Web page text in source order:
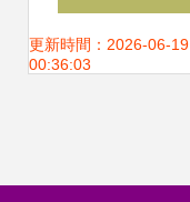
更新時間：2026-06-19
00:36:03